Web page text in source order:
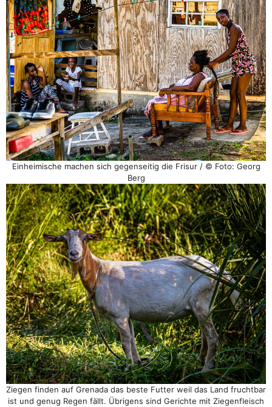
Einheimische machen sich gegenseitig die Frisur / © Foto: Georg
Berg
Ziegen finden auf Grenada das beste Futter weil das Land fruchtbar
ist und genug Regen fällt. Übrigens sind Gerichte mit Ziegenfleisch